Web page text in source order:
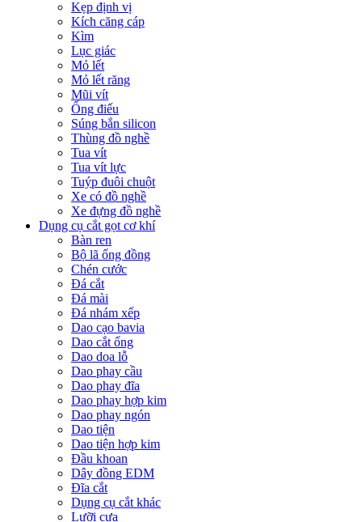
Kẹp định vị
Kích căng cáp
Kìm
Lục giác
Mỏ lết
Mỏ lết răng
Mũi vít
Ống điếu
Súng bắn silicon
Thùng đồ nghề
Tua vít
Tua vít lực
Tuýp đuôi chuột
Xe có đồ nghề
Xe đựng đồ nghề
Dụng cụ cắt gọt cơ khí
Bàn ren
Bộ lã ống đồng
Chén cước
Đá cắt
Đá mài
Đá nhám xếp
Dao cạo bavia
Dao cắt ống
Dao doa lỗ
Dao phay cầu
Dao phay đĩa
Dao phay hợp kim
Dao phay ngón
Dao tiện
Dao tiện hợp kim
Đầu khoan
Dây đồng EDM
Đĩa cắt
Dụng cụ cắt khác
Lưỡi cưa